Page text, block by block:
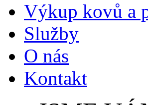
Výkup kovů a
Služby
O nás
Kontakt